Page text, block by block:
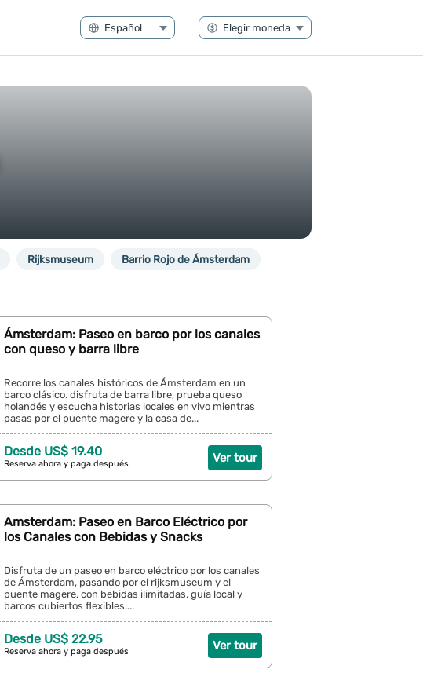
Rijksmuseum Barrio Rojo de Ámsterdam
Ámsterdam: Paseo en barco por los canales
con queso y barra libre
Recorre los canales históricos de Ámsterdam en un
barco clásico. disfruta de barra libre, prueba queso
holandés y escucha historias locales en vivo mientras
pasas por el puente magere y la casa de...
Ver tour
Desde US$ 19.40
Reserva ahora y paga después
Amsterdam: Paseo en Barco Eléctrico por
los Canales con Bebidas y Snacks
Disfruta de un paseo en barco eléctrico por los canales
de Ámsterdam, pasando por el rijksmuseum y el
puente magere, con bebidas ilimitadas, guía local y
barcos cubiertos flexibles....
Ver tour
Desde US$ 22.95
Reserva ahora y paga después